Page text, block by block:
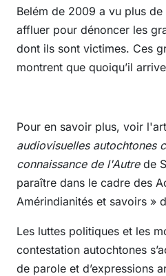
Belém de 2009 a vu plus
affluer pour dénoncer les
dont ils sont victimes. Ces
montrent que quoiqu’il
Pour en savoir plus, voir
audiovisuelles autochtones
connaissance de l'Autre de
paraître dans le cadre des
Amérindianités et savoirs »
Les luttes politiques et les
contestation autochtones
de parole et d’expressions